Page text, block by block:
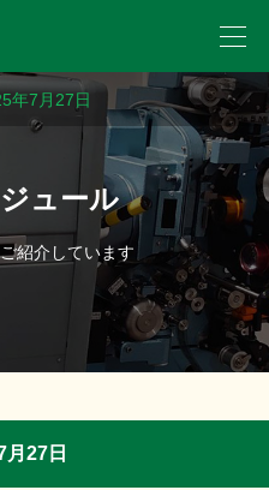
年7月27日
ュール
紹介しています
月27日